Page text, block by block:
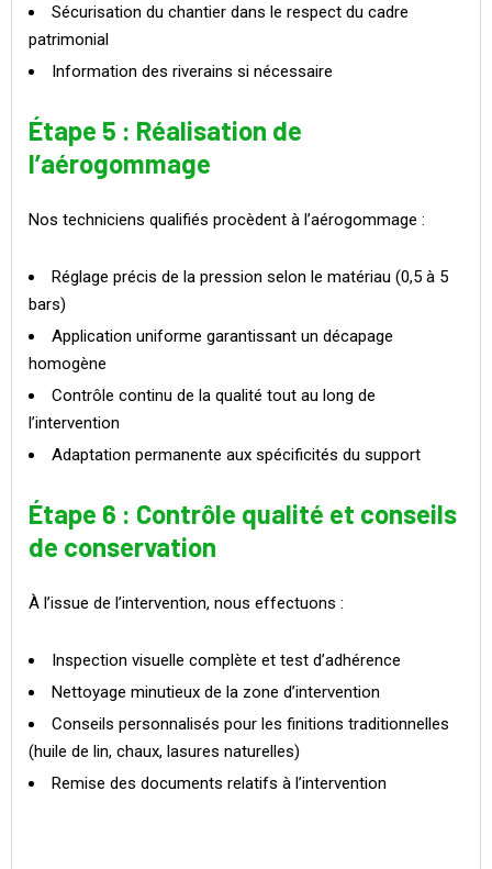
Sécurisation du chantier dans le respect du cadre
patrimonial
Information des riverains si nécessaire
Étape 5 : Réalisation de
l’aérogommage
Nos techniciens qualifiés procèdent à l’aérogommage :
Réglage précis de la pression selon le matériau (0,5 à 5
bars)
Application uniforme garantissant un décapage
homogène
Contrôle continu de la qualité tout au long de
l’intervention
Adaptation permanente aux spécificités du support
Étape 6 : Contrôle qualité et conseils
de conservation
À l’issue de l’intervention, nous effectuons :
Inspection visuelle complète et test d’adhérence
Nettoyage minutieux de la zone d’intervention
Conseils personnalisés pour les finitions traditionnelles
(huile de lin, chaux, lasures naturelles)
Remise des documents relatifs à l’intervention